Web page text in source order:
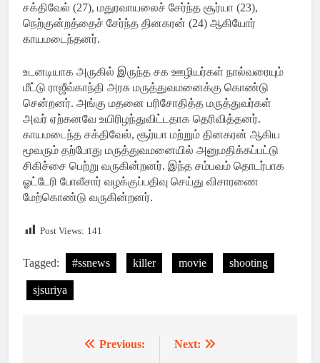
சக்திவேல் (27), மதுரவாயலைச் சேர்ந்த சூர்யா (23),
நெற்குன்றத்தைச் சேர்ந்த தினகரன் (24) ஆகியோர்
காயமடைந்தனர்.
உடனடியாக அருகில் இருந்த சக ஊழியர்கள் நால்வரையும்
மீட்டு ராஜீவ்காந்தி அரசு மருத்துவமனைக்கு கொண்டு
சென்றனர். அங்கு மதனை பரிசோதித்த மருத்துவர்கள்
அவர் ஏற்கனவே உயிரிழந்துவிட்டதாக தெரிவித்தனர்.
காயமடைந்த சக்திவேல், சூர்யா மற்றும் தினகரன் ஆகிய
மூவரும் தற்போது மருத்துவமனையில் அனுமதிக்கப்பட்டு
சிகிச்சை பெற்று வருகின்றனர். இந்த சம்பவம் தொடர்பாக
ஓட்டேரி போலீசார் வழக்குப்பதிவு செய்து விசாரணை
மேற்கொண்டு வருகின்றனர்.
Post Views: 141
Tagged: #ssnews killer movie shooting
sjsuriya
Previous: Next: